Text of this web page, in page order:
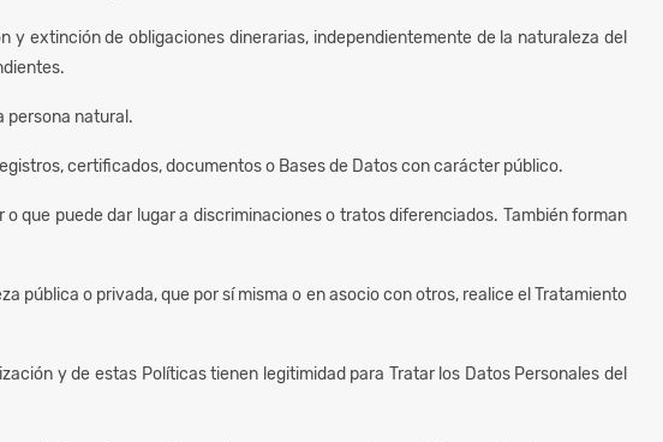
y extinción de obligaciones dinerarias, independientemente de la naturaleza del
persona natural.
certificados, documentos o Bases de Datos con carácter público.
que puede dar lugar a discriminaciones o tratos diferenciados. También forman
pública o privada, que por sí misma o en asocio con otros, realice el Tratamiento
y de estas Políticas tienen legitimidad para Tratar los Datos Personales del